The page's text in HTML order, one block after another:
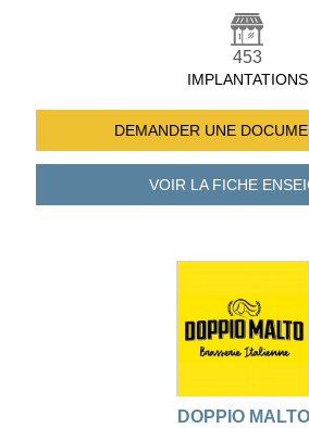
453
IMPLANTATIONS
DEMANDER UNE
VOIR LA FICHE
DOPPIO MALTO